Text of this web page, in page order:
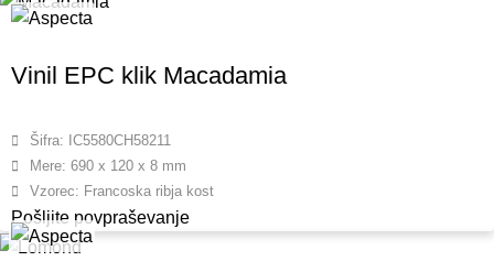
Vinil EPC klik Macadamia
Šifra: IC5580CH58211
Mere: 690 x 120 x 8 mm
Vzorec: Francoska ribja kost
Pošljite povpraševanje